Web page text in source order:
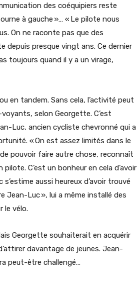
des coéquipiers reste
à gauche »… « Le pilote nous
On ne raconte pas que des
depuis presque vingt ans. Ce dernier
toujours quand il y a un virage,
en tandem. Sans cela, l’activité peut
selon Georgette. C’est
Luc, ancien cycliste chevronné qui a
« On est assez limités dans le
pouvoir faire autre chose, reconnaît
C’est un bonheur en cela d’avoir
aussi heureux d’avoir trouvé
Jean-Luc », lui a même installé des
le vélo.
Georgette souhaiterait en acquérir
davantage de jeunes. Jean-
peut-être challengé…